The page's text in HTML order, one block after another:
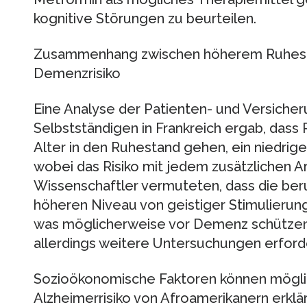
kognitive Störungen zu beurteilen.
Zusammenhang zwischen höherem
Demenzrisiko
Eine Analyse der Patienten- und
Selbstständigen in Frankreich ergab,
Alter in den Ruhestand gehen, ein
wobei das Risiko mit jedem zusätzlichen
Wissenschaftler vermuteten, dass die
höheren Niveau von geistiger
was möglicherweise vor Demenz
allerdings weitere Untersuchungen
Sozioökonomische Faktoren können
Alzheimerrisiko von Afroamerikanern